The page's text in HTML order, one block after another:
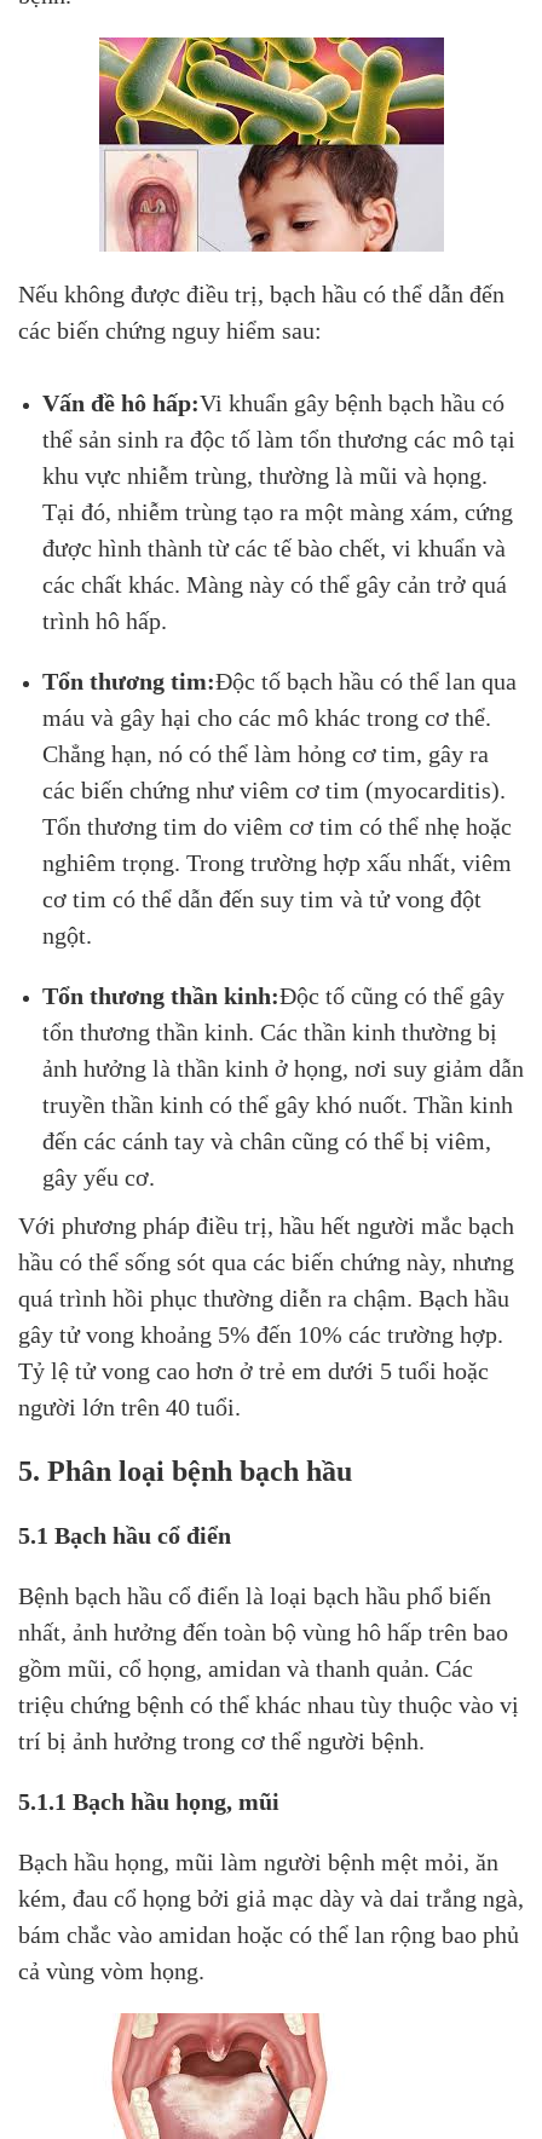
Nếu không được điều trị, bạch hầu có thể dẫn đến
các biến chứng nguy hiểm sau:
Vấn đề hô hấp:Vi khuẩn gây bệnh bạch hầu có
thể sản sinh ra độc tố làm tổn thương các mô tại
khu vực nhiễm trùng, thường là mũi và họng.
Tại đó, nhiễm trùng tạo ra một màng xám, cứng
được hình thành từ các tế bào chết, vi khuẩn và
các chất khác. Màng này có thể gây cản trở quá
trình hô hấp.
Tổn thương tim:Độc tố bạch hầu có thể lan qua
máu và gây hại cho các mô khác trong cơ thể.
Chẳng hạn, nó có thể làm hỏng cơ tim, gây ra
các biến chứng như viêm cơ tim (myocarditis).
Tổn thương tim do viêm cơ tim có thể nhẹ hoặc
nghiêm trọng. Trong trường hợp xấu nhất, viêm
cơ tim có thể dẫn đến suy tim và tử vong đột
ngột.
Tổn thương thần kinh:Độc tố cũng có thể gây
tổn thương thần kinh. Các thần kinh thường bị
ảnh hưởng là thần kinh ở họng, nơi suy giảm dẫn
truyền thần kinh có thể gây khó nuốt. Thần kinh
đến các cánh tay và chân cũng có thể bị viêm,
gây yếu cơ.
Với phương pháp điều trị, hầu hết người mắc bạch
hầu có thể sống sót qua các biến chứng này, nhưng
quá trình hồi phục thường diễn ra chậm. Bạch hầu
gây tử vong khoảng 5% đến 10% các trường hợp.
Tỷ lệ tử vong cao hơn ở trẻ em dưới 5 tuổi hoặc
người lớn trên 40 tuổi.
5. Phân loại bệnh bạch hầu
5.1 Bạch hầu cổ điển
Bệnh bạch hầu cổ điển là loại bạch hầu phổ biến
nhất, ảnh hưởng đến toàn bộ vùng hô hấp trên bao
gồm mũi, cổ họng, amidan và thanh quản. Các
triệu chứng bệnh có thể khác nhau tùy thuộc vào vị
trí bị ảnh hưởng trong cơ thể người bệnh.
5.1.1 Bạch hầu họng, mũi
Bạch hầu họng, mũi làm người bệnh mệt mỏi, ăn
kém, đau cổ họng bởi giả mạc dày và dai trắng ngà,
bám chắc vào amidan hoặc có thể lan rộng bao phủ
cả vùng vòm họng.